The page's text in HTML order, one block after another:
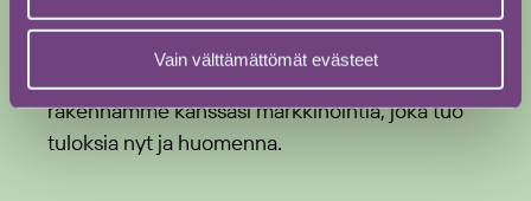
Vain välttämättömät evästeet
pysymään kehityksen kärjessä.Olipa
tavoitteesi myynnin kasvattaminen, liidien
rakennamme kanssasi markkinointia, joka tuo
tuloksia nyt ja huomenna.